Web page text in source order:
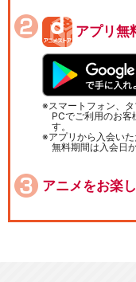
アプリ無
スマートフォン、
PCでご利用のお客
す。
アプリから入会い
無料期間は入会日
アニメをお楽